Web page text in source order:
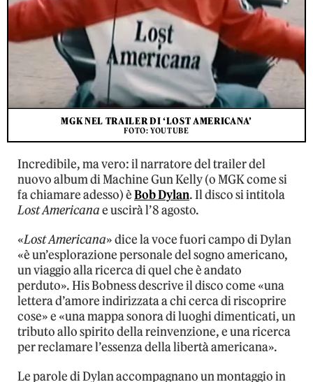
MGK NEL TRAILER DI ‘LOST AMERICANA’
FOTO: YOUTUBE
Incredibile, ma vero: il narratore del trailer del
nuovo album di Machine Gun Kelly (o MGK come si
fa chiamare adesso) èBob Dylan. Il disco si intitola
Lost Americanae uscirà l’8 agosto.
«Lost Americana» dice la voce fuori campo di Dylan
«è un’esplorazione personale del sogno americano,
un viaggio alla ricerca di quel che è andato
perduto». His Bobness descrive il disco come «una
lettera d’amore indirizzata a chi cerca di riscoprire
cose» e «una mappa sonora di luoghi dimenticati, un
tributo allo spirito della reinvenzione, e una ricerca
per reclamare l’essenza della libertà americana».
Le parole di Dylan accompagnano un montaggio in